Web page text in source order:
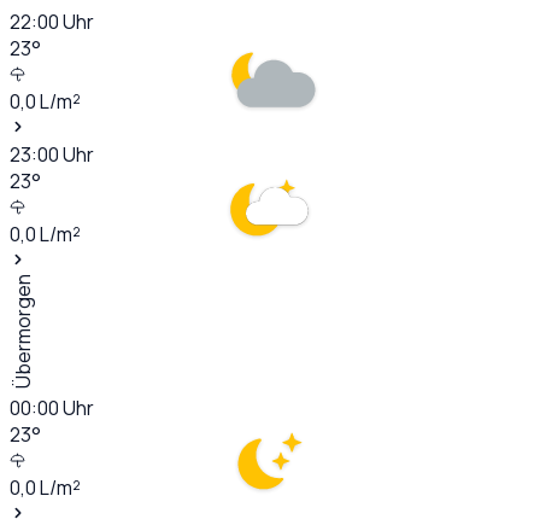
22:00Uhr
23°
0,0L/m²
23:00Uhr
23°
0,0L/m²
Übermorgen
00:00Uhr
23°
0,0L/m²